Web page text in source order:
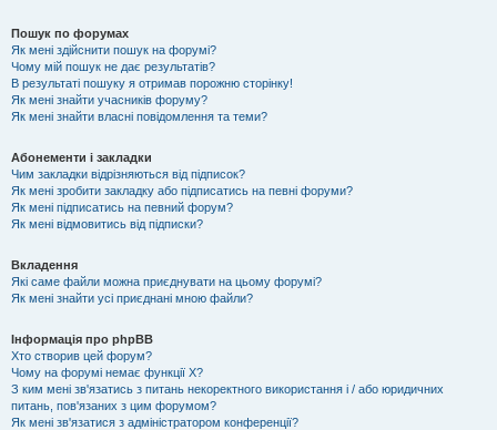
Пошук по форумах
Як мені здійснити пошук на форумі?
Чому мій пошук не дає результатів?
В результаті пошуку я отримав порожню сторінку!
Як мені знайти учасників форуму?
Як мені знайти власні повідомлення та теми?
Абонементи і закладки
Чим закладки відрізняються від підписок?
Як мені зробити закладку або підписатись на певні форуми?
Як мені підписатись на певний форум?
Як мені відмовитись від підписки?
Вкладення
Які саме файли можна приєднувати на цьому форумі?
Як мені знайти усі приєднані мною файли?
Інформація про phpBB
Хто створив цей форум?
Чому на форумі немає функції X?
З ким мені зв'язатись з питань некоректного використання і / або юридичних
питань, пов'язаних з цим форумом?
Як мені зв'язатися з адміністратором конференції?